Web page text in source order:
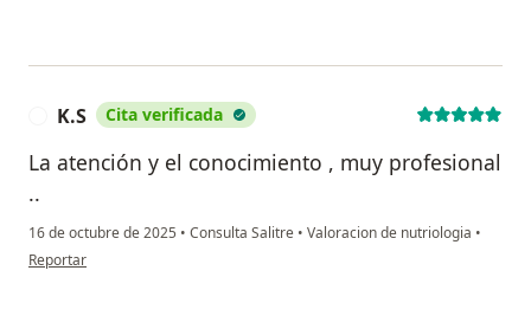
K.S Cita verificada
La atención y el conocimiento , muy profesional
..
16 de octubre de 2025 • Consulta Salitre • Valoracion de nutriologia •
en opinión del usuario K.S
Reportar